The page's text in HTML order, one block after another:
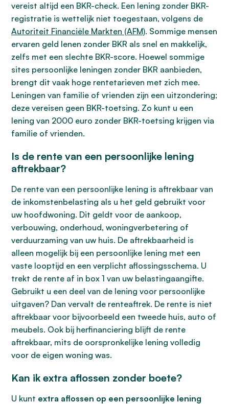
vereist altijd een BKR-check. Een lening zonder BKR-
registratie is wettelijk niet toegestaan, volgens de
Autoriteit Financiële Markten (AFM). Sommige mensen
ervaren geld lenen zonder BKR als snel en makkelijk,
zelfs met een slechte BKR-score. Hoewel sommige
sites persoonlijke leningen zonder BKR aanbieden,
brengt dit vaak hoge rentetarieven met zich mee.
Leningen van familie of vrienden zijn een uitzondering;
deze vereisen geen BKR-toetsing. Zo kunt u een
lening van 2000 euro zonder BKR-toetsing krijgen via
familie of vrienden.
Is de rente van een persoonlijke lening
aftrekbaar?
De rente van een persoonlijke lening is aftrekbaar van
de inkomstenbelasting als u het geld gebruikt voor
uw hoofdwoning. Dit geldt voor de aankoop,
verbouwing, onderhoud, woningverbetering of
verduurzaming van uw huis. De aftrekbaarheid is
alleen mogelijk bij een persoonlijke lening met een
vaste looptijd en een verplicht aflossingsschema. U
trekt de rente af in box 1 van uw belastingaangifte.
Gebruikt u een deel van de lening voor persoonlijke
uitgaven? Dan vervalt de renteaftrek. De rente is niet
aftrekbaar voor bijvoorbeeld een tweede huis, auto of
meubels. Ook bij herfinanciering blijft de rente
aftrekbaar, mits de oorspronkelijke lening volledig
voor de eigen woning was.
Kan ik extra aflossen zonder boete?
U kunt extra aflossen op een persoonlijke lening